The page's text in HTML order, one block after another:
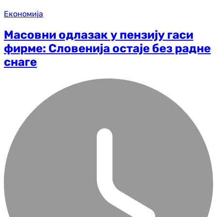
Економија
Масовни одлазак у пензију гаси
фирме: Словенија остаје без радне
снаге